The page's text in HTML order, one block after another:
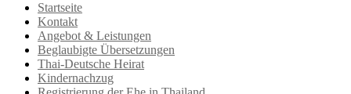
Startseite
Kontakt
Angebot & Leistungen
Beglaubigte Übersetzungen
Thai-Deutsche Heirat
Kindernachzug